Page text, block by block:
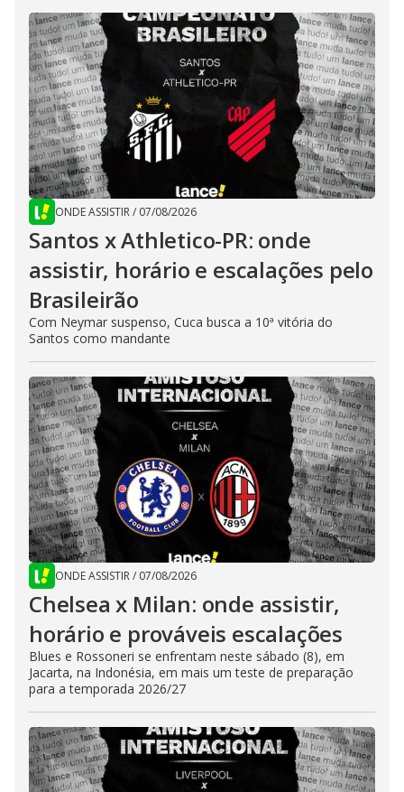
ONDE ASSISTIR/ 07/08/2026
Santos x Athletico-PR: onde
assistir, horário e escalações pelo
Brasileirão
Com Neymar suspenso, Cuca busca a 10ª vitória do
Santos como mandante
ONDE ASSISTIR/ 07/08/2026
Chelsea x Milan: onde assistir,
horário e prováveis escalações
Blues e Rossoneri se enfrentam neste sábado (8), em
Jacarta, na Indonésia, em mais um teste de preparação
para a temporada 2026/27